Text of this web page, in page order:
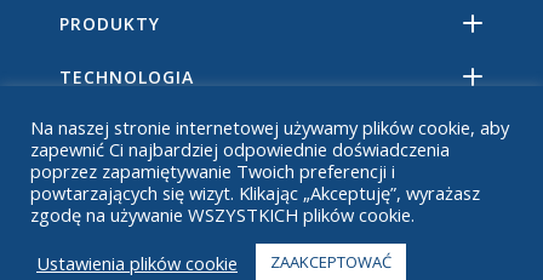
PRODUKTY
TECHNOLOGIA
ZASOBY
O
Na naszej stronie internetowej używamy plików cookie, aby
zapewnić Ci najbardziej odpowiednie doświadczenia
poprzez zapamiętywanie Twoich preferencji i
powtarzających się wizyt. Klikając „Akceptuję”, wyrażasz
zgodę na używanie WSZYSTKICH plików cookie.
Ustawienia plików cookie
ZAAKCEPTOWAĆ